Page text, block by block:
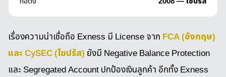
เรื่องความน่าเชื่อถือ Exness มี License จาก FCA (อังกฤษ)
และ CySEC (ไซปรัส) ยังมี Negative Balance Protection
และ Segregated Account ปกป้องเงินลูกค้า อีกทั้ง Exness